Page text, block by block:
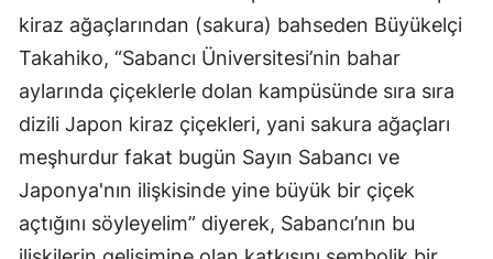
kiraz ağaçlarından (sakura) bahseden Büyükelçi
Takahiko, “Sabancı Üniversitesi’nin bahar
aylarında çiçeklerle dolan kampüsünde sıra sıra
dizili Japon kiraz çiçekleri, yani sakura ağaçları
meşhurdur fakat bugün Sayın Sabancı ve
Japonya'nın ilişkisinde yine büyük bir çiçek
açtığını söyleyelim” diyerek, Sabancı’nın bu